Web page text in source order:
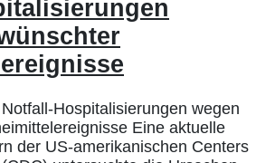
Hospitalisierungen wegen
Eine aktuelle
der US-amerikanischen Centers